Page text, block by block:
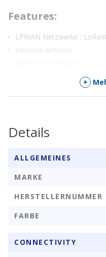
Features:
LPWAN Netzwerke :
Inklusive Antenne
Einfach zu bedienen und
Wasserdichte Version : IP66
+
Details
ALLGEMEINES
MARKE
HERSTELLERNUMMER
FARBE
CONNECTIVITY